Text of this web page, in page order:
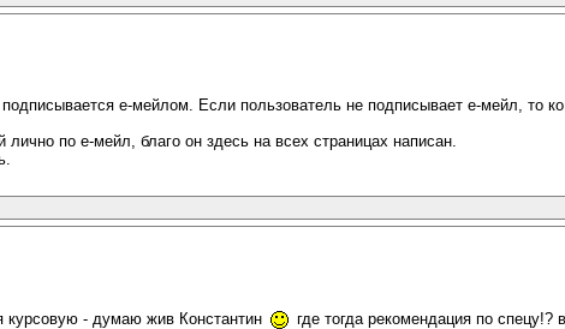
е-мейлом. Если пользователь не подписывает е-мейл, то
по е-мейл, благо он здесь на всех страницах написан.
курсовую - думаю жив Константин где тогда рекомендация по спецу!?